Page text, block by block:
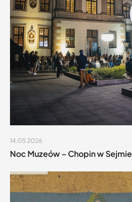
14.05.2026
Noc Muzeów – Chopin w Sejmie